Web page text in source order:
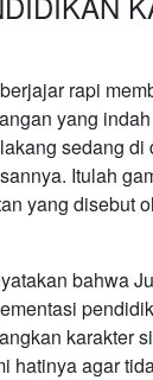
rapi
yang
sedang di
Itulah
yang disebut
bahwa
karakter
hatinya agar